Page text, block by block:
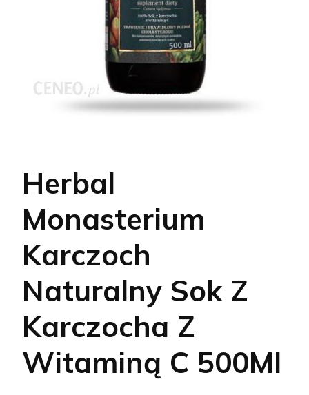
Herbal
Monasterium
Karczoch
Naturalny Sok Z
Karczocha Z
Witaminą C 500Ml